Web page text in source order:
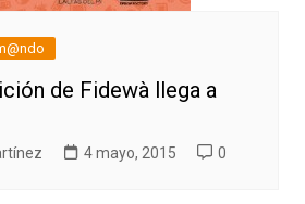
de Fidewà llega a
4 mayo, 2015 0